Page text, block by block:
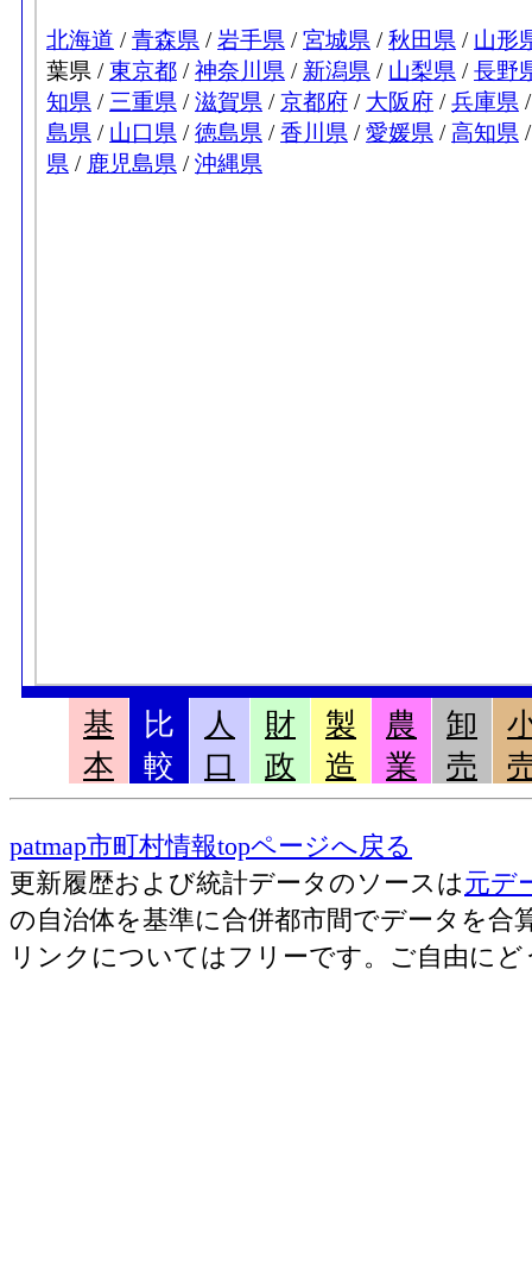
基
本
比
較
人
口
財
政
製
造
農
業
卸
売
patmap市町村情報topページへ戻る
更新履歴および統計データのソースは元デ
の自治体を基準に合併都市間でデータを合
リンクについてはフリーです。ご自由にど